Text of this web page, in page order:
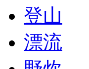
登山
漂流